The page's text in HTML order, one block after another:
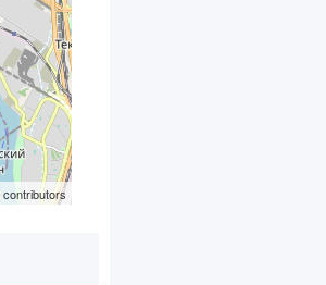
contributors